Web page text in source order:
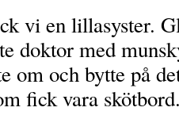
vi en lillasyster.
doktor med
om och bytte på
fick vara